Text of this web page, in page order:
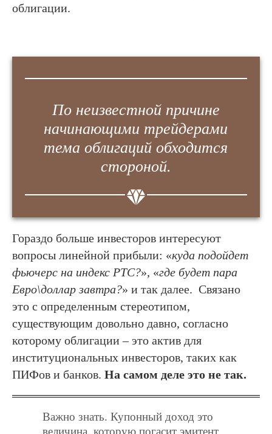
облигации.
По неизвестной причине
начинающими трейдерами
тема облигаций обходится
стороной.
Гораздо больше инвесторов интересуют
вопросы линейной прибыли: «куда подойдет
фьючерс на индекс РТС?», «где будет пара
Евро\доллар завтра?» и так далее. Связано
это с определенным стереотипом,
существующим довольно давно, согласно
которому облигации – это актив для
институциональных инвесторов, таких как
ПИФов и банков. На самом деле это не так.
Важно знать. Купонный доход это
величина, которую погасит эмитент